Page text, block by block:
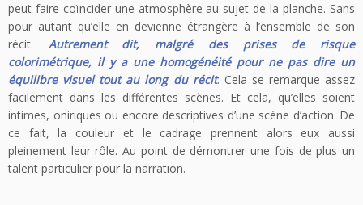
peut faire coïncider une atmosphère au sujet de la planche. Sans
pour autant qu’elle en devienne étrangère à l’ensemble de son
récit. Autrement dit, malgré des prises de risque
colorimétrique, il y a une homogénéité pour ne pas dire un
équilibre visuel tout au long du récit. Cela se remarque assez
facilement dans les différentes scènes. Et cela, qu’elles soient
intimes, oniriques ou encore descriptives d’une scène d’action. De
ce fait, la couleur et le cadrage prennent alors eux aussi
pleinement leur rôle. Au point de démontrer une fois de plus un
talent particulier pour la narration.